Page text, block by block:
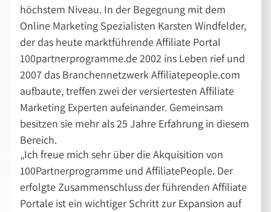
höchstem Niveau. In der Begegnung mit dem
Online Marketing Spezialisten Karsten Windfelder,
der das heute marktführende Affiliate Portal
100partnerprogramme.de 2002 ins Leben rief und
2007 das Branchennetzwerk Affiliatepeople.com
aufbaute, treffen zwei der versiertesten Affiliate
Marketing Experten aufeinander. Gemeinsam
besitzen sie mehr als 25 Jahre Erfahrung in diesem
Bereich.
„Ich freue mich sehr über die Akquisition von
100Partnerprogramme und AffiliatePeople. Der
erfolgte Zusammenschluss der führenden Affiliate
Portale ist ein wichtiger Schritt zur Expansion auf